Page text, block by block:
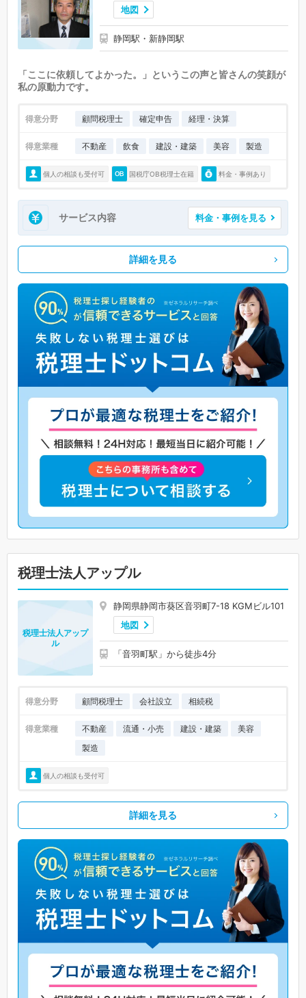
地図
静岡駅・新静岡駅
「ここに依頼してよかった。」というこの声と皆さんの笑顔が
私の原動力です。
得意分野 顧問税理士 確定申告 経理・決算
得意業種 不動産 飲食 建設・建築 美容 製造
個人の相談も受付可 国税庁OB税理士在籍 料金・事例あり
サービス内容 料金・事例を見る
詳細を見る
税理士法人アップル
静岡県静岡市葵区音羽町7-18 KGMビル101
地図
「音羽町駅」から徒歩4分
税理士法人アップ
ル
得意分野 顧問税理士 会社設立 相続税
得意業種 不動産 流通・小売 建設・建築
美容
製造
個人の相談も受付可
詳細を見る